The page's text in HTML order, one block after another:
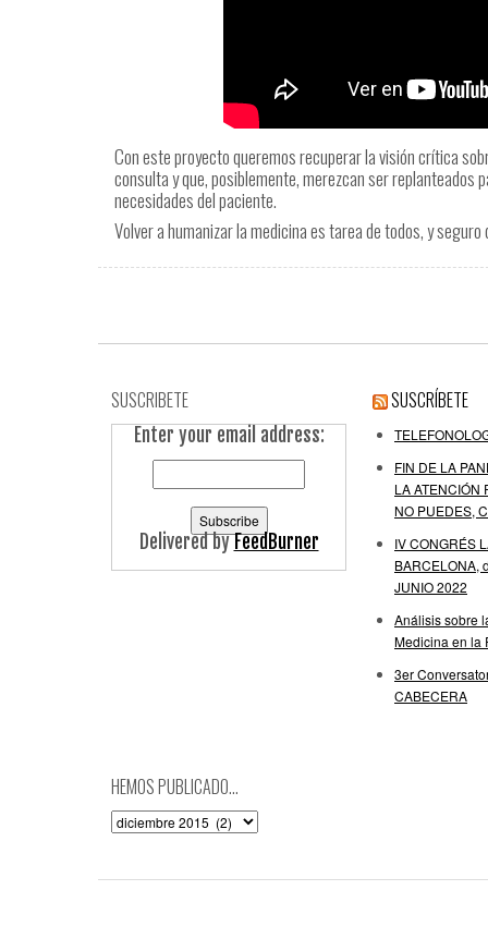
Con este proyecto queremos recuperar la visión crítica
consulta y que, posiblemente, merezcan ser
necesidades del paciente.
Volver a humanizar la medicina es tarea de todos, y
SUSCRIBETE
Enter your email address:
Delivered byFeedBurner
SUSCRÍBETE
FIN DE LA
LA ATENCIÓN
NO PUEDES,
IV CONGRÉS
BARCELONA,
JUNIO 2022
Análisis sobre
Medicina en la
3er
CABECERA
HEMOS PUBLICADO…
Hemos